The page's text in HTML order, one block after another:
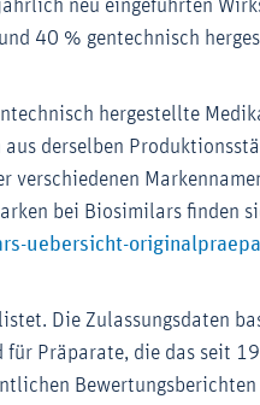
neu eingeführten
40 % gentechnisch
hergestellte
aus derselben
verschiedenen
bei Biosimilars finden
uebersicht-
Die Zulassungsdaten
für Präparate, die das seit
Bewertungsberichten